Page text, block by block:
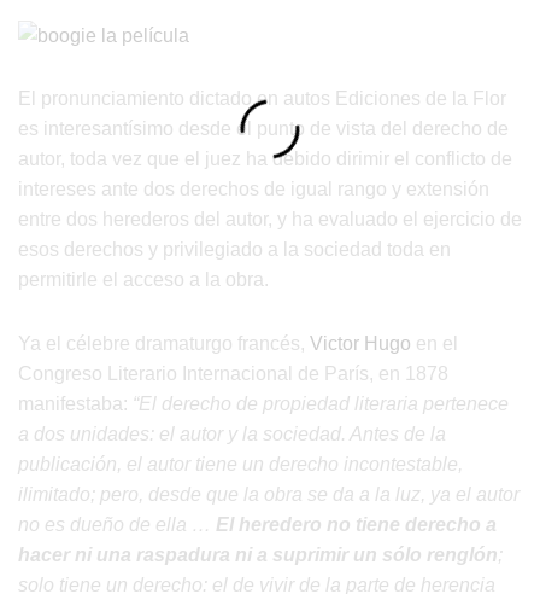
El pronunciamiento dictado en autos Ediciones de la Flor
es interesantísimo desde el punto de vista del derecho de
autor, toda vez que el juez ha debido dirimir el conflicto de
intereses ante dos derechos de igual rango y extensión
entre dos herederos del autor, y ha evaluado el ejercicio de
esos derechos y privilegiado a la sociedad toda en
permitirle el acceso a la obra.
Ya el célebre dramaturgo francés, Victor Hugo en el
Congreso Literario Internacional de París, en 1878
manifestaba: “El derecho de propiedad literaria pertenece
a dos unidades: el autor y la sociedad. Antes de la
publicación, el autor tiene un derecho incontestable,
ilimitado; pero, desde que la obra se da a la luz, ya el autor
no es dueño de ella … El heredero no tiene derecho a
hacer ni una raspadura ni a suprimir un sólo renglón;
solo tiene un derecho: el de vivir de la parte de herencia